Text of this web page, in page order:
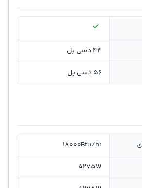
44 دسی بل
56 دسی بل
18000Btu/hr
5275W